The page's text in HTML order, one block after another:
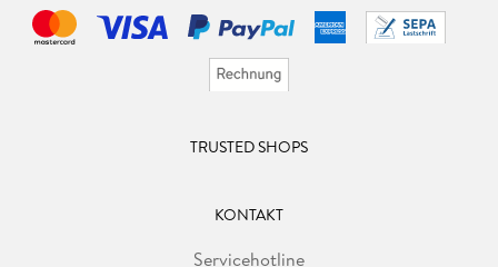
TRUSTED SHOPS
KONTAKT
Servicehotline